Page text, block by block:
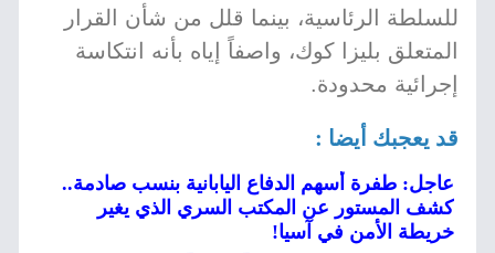
للسلطة الرئاسية، بينما قلل من شأن القرار
المتعلق بليزا كوك، واصفاً إياه بأنه انتكاسة
إجرائية محدودة.
قد يعجبك أيضا :
عاجل: طفرة أسهم الدفاع اليابانية بنسب صادمة..
كشف المستور عن المكتب السري الذي يغير
خريطة الأمن في آسيا!